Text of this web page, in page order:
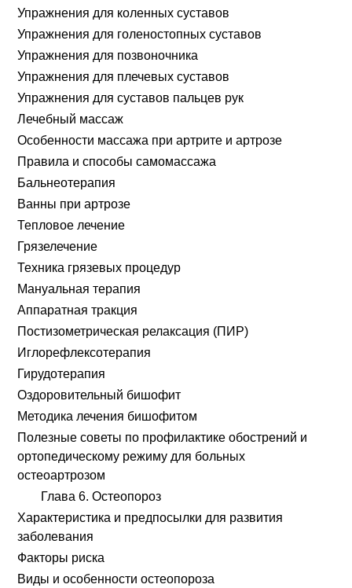
Упражнения для коленных суставов
Упражнения для голеностопных суставов
Упражнения для позвоночника
Упражнения для плечевых суставов
Упражнения для суставов пальцев рук
Лечебный массаж
Особенности массажа при артрите и артрозе
Правила и способы самомассажа
Бальнеотерапия
Ванны при артрозе
Тепловое лечение
Грязелечение
Техника грязевых процедур
Мануальная терапия
Аппаратная тракция
Постизометрическая релаксация (ПИР)
Иглорефлексотерапия
Гирудотерапия
Оздоровительный бишофит
Методика лечения бишофитом
Полезные советы по профилактике обострений и
ортопедическому режиму для больных
остеоартрозом
Глава 6. Остеопороз
Характеристика и предпосылки для развития
заболевания
Факторы риска
Виды и особенности остеопороза